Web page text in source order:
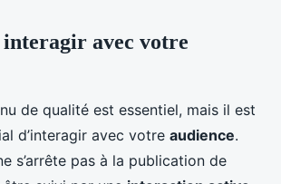
interagir avec votre
de qualité est essentiel, mais il est
d’interagir avec votre audience.
s’arrête pas à la publication de